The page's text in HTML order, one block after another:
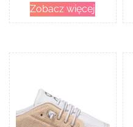
Zobacz więcej